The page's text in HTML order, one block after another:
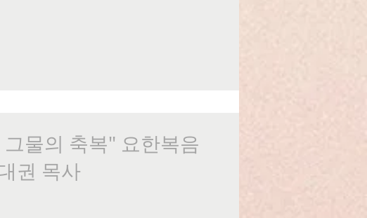
물의 축복" 요한복음
권 목사